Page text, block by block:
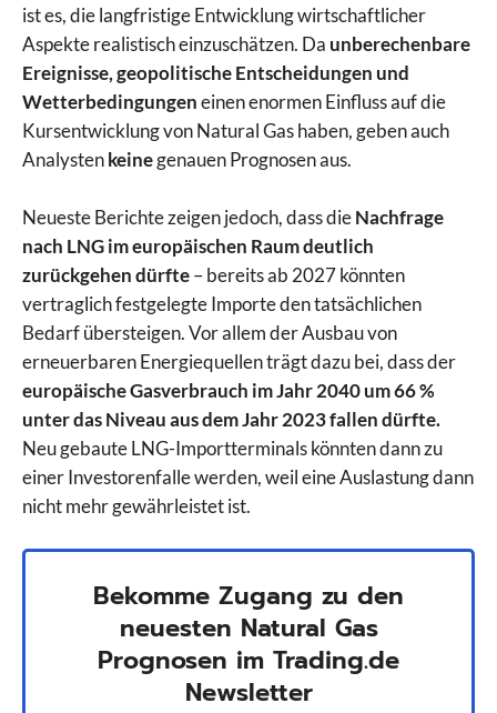
ist es, die langfristige Entwicklung wirtschaftlicher
Aspekte realistisch einzuschätzen. Da unberechenbare
Ereignisse, geopolitische Entscheidungen und
Wetterbedingungeneinen enormen Einfluss auf die
Kursentwicklung von Natural Gas haben, geben auch
Analystenkeinegenauen Prognosen aus.
Neueste Berichte zeigen jedoch, dass dieNachfrage
nach LNG im europäischen Raum deutlich
zurückgehen dürfte– bereits ab 2027 könnten
vertraglich festgelegte Importe den tatsächlichen
Bedarf übersteigen. Vor allem der Ausbau von
erneuerbaren Energiequellen trägt dazu bei, dass der
europäische Gasverbrauch im Jahr 2040 um 66 %
unter das Niveau aus dem Jahr 2023 fallen dürfte.
Neu gebaute LNG-Importterminals könnten dann zu
einer Investorenfalle werden, weil eine Auslastung dann
nicht mehr gewährleistet ist.
Bekomme Zugang zu den
neuesten Natural Gas
Prognosen im Trading.de
Newsletter